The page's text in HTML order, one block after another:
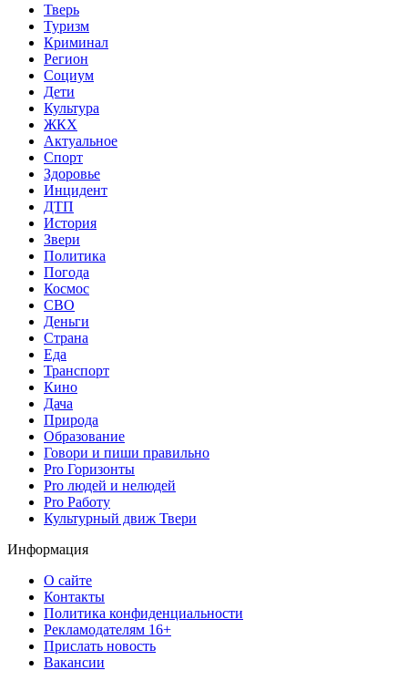
Тверь
Туризм
Криминал
Регион
Социум
Дети
Культура
ЖКХ
Актуальное
Спорт
Здоровье
Инцидент
ДТП
История
Звери
Политика
Погода
Космос
СВО
Деньги
Страна
Еда
Транспорт
Кино
Дача
Природа
Образование
Говори и пиши правильно
Pro Горизонты
Pro людей и нелюдей
Pro Работу
Культурный движ Твери
Информация
О сайте
Контакты
Политика конфиденциальности
Рекламодателям 16+
Прислать новость
Вакансии